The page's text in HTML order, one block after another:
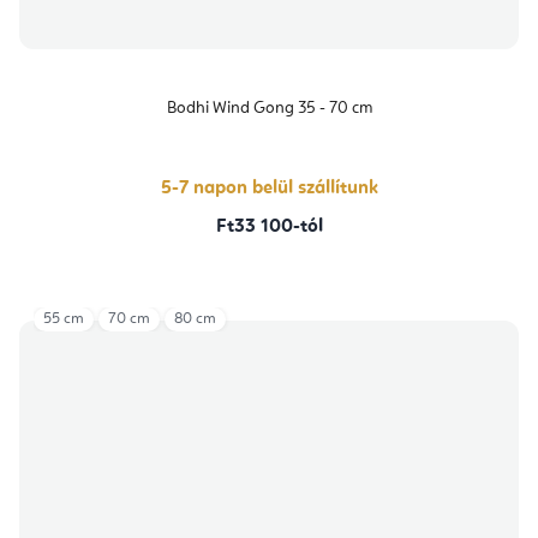
Bodhi Wind Gong 35 - 70 cm
5-7 napon belül szállítunk
Ft33 100-tól
55 cm 70 cm 80 cm